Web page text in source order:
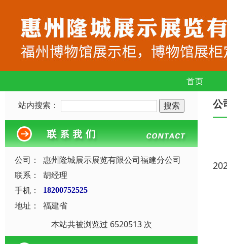
首页
站内搜索：
公司：
惠州隆城展示展览有限公司福建分公司
联系：
胡经理
手机：
18200752525
地址：
福建省
本站共被浏览过 6520513 次
公